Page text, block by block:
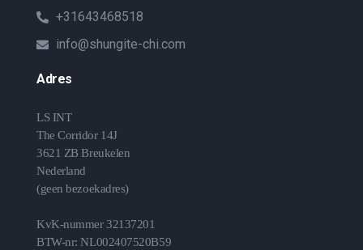
+31643468518
info@shungite-chi.com
Adres
LS INT
The Corridor 14J
3621 ZB Breukelen
Nederland
(geen bezoekadres)
KvK-nummer 32137201
BTW-nr: NL002407520B59